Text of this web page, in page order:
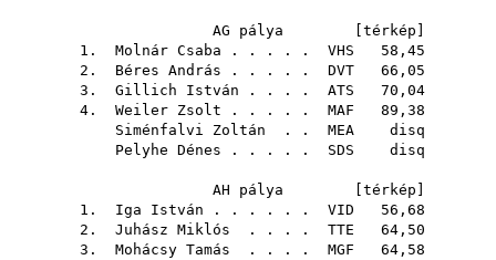
AG pálya [ térkép
1. Molnár Csaba . . . . . VHS 58,45
2. Béres András . . . . . DVT 66,05
3. Gillich István . . . . ATS 70,04
4. Weiler Zsolt . . . . . MAF 89,38
Siménfalvi Zoltán . . MEA disq
Pelyhe Dénes . . . . . SDS disq
AH pálya [ térkép
1. Iga István . . . . . . VID 56,68
2. Juhász Miklós . . . . TTE 64,50
3. Mohácsy Tamás . . . . MGF 64,58